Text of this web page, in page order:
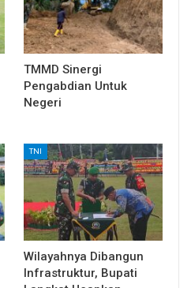
TMMD Sinergi
Pengabdian Untuk
Negeri
TNI
Wilayahnya Dibangun
Infrastruktur, Bupati